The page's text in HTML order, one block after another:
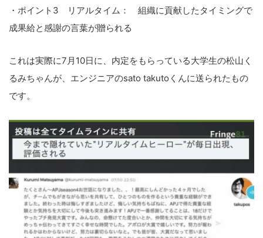
・ポイント3 リアルタイム：
組織に貢献したタイミングで
成果給と感謝の言葉が贈られる
これは実際に7月10日に、内定をもらっている大学生の松山く
るみちゃんが、エンジニアのsato takutoくんに送られたもの
です。